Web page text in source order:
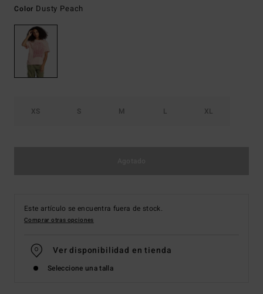
Color Dusty Peach
XS S M L XL
Este artículo se encuentra fuera de stock.
Comprar otras opciones
Ver disponibilidad en tienda
Seleccione una talla